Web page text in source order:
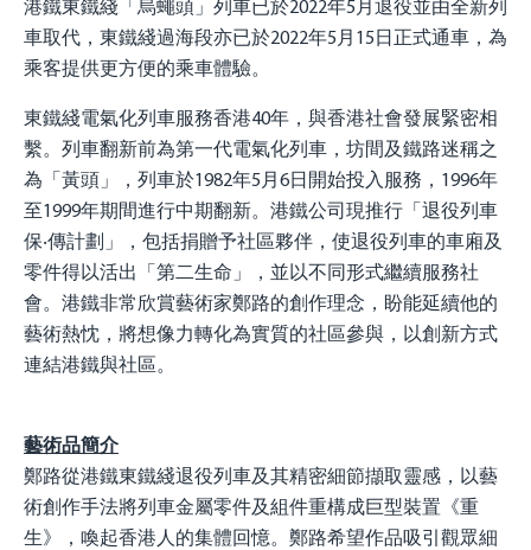
港鐵東鐵綫「烏蠅頭」列車已於2022年5月退役並由全新列
車取代，東鐵綫過海段亦已於2022年5月15日正式通車，為
乘客提供更方便的乘車體驗。
東鐵綫電氣化列車服務香港40年，與香港社會發展緊密相
繫。列車翻新前為第一代電氣化列車，坊間及鐵路迷稱之
為「黃頭」，列車於1982年5月6日開始投入服務，1996年
至1999年期間進行中期翻新。港鐵公司現推行「退役列車
保‧傳計劃」，包括捐贈予社區夥伴，使退役列車的車廂及
零件得以活出「第二生命」，並以不同形式繼續服務社
會。港鐵非常欣賞藝術家鄭路的創作理念，盼能延續他的
藝術熱忱，將想像力轉化為實質的社區參與，以創新方式
連結港鐵與社區。
藝術品簡介
鄭路從港鐵東鐵綫退役列車及其精密細節擷取靈感，以藝
術創作手法將列車金屬零件及組件重構成巨型裝置《重
生》，喚起香港人的集體回憶。鄭路希望作品吸引觀眾細